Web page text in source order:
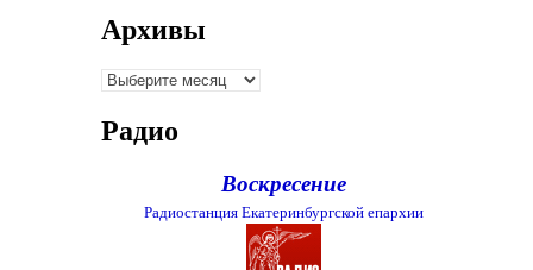
Архивы
Архивы
Радио
Воскресение
Радиостанция Екатеринбургской епархии